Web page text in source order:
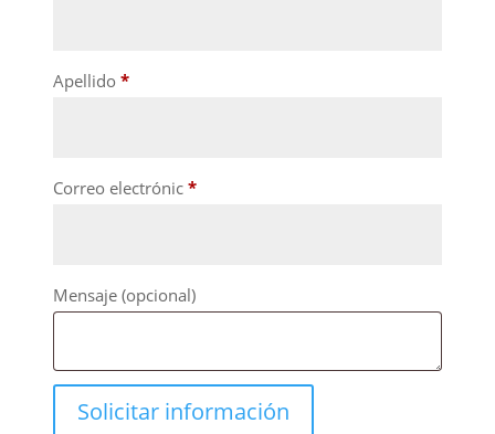
Apellido *
Correo electrónic *
Mensaje (opcional)